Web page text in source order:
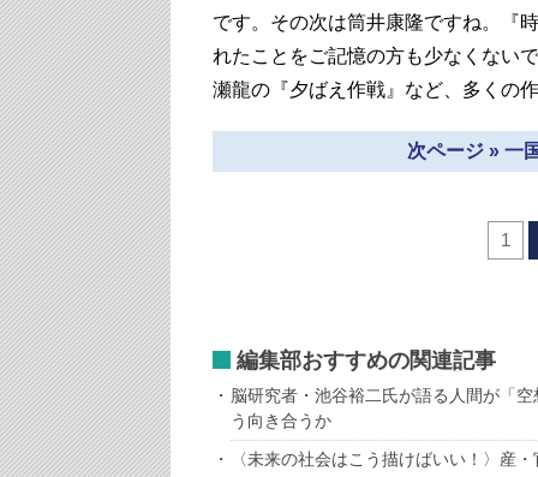
です。その次は筒井康隆ですね。『
れたことをご記憶の方も少なくない
瀬龍の『夕ばえ作戦』など、多くの
次ページ » 一
1
編集部おすすめの関連記事
脳研究者・池谷裕二氏が語る人間が「
う向き合うか
〈未来の社会はこう描けばいい！〉産